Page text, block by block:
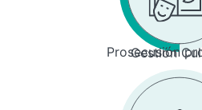
Prosecusión
Gestión